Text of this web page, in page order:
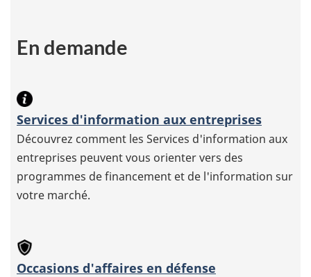
En demande
Services d'information aux entreprises
Découvrez comment les Services d'information aux
entreprises peuvent vous orienter vers des
programmes de financement et de l'information sur
votre marché.
Occasions d'affaires en défense